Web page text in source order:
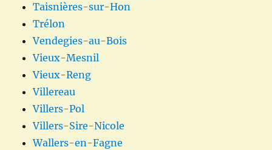
Taisnières-sur-Hon
Trélon
Vendegies-au-Bois
Vieux-Mesnil
Vieux-Reng
Villereau
Villers-Pol
Villers-Sire-Nicole
Wallers-en-Fagne